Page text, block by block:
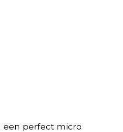
een perfect micro